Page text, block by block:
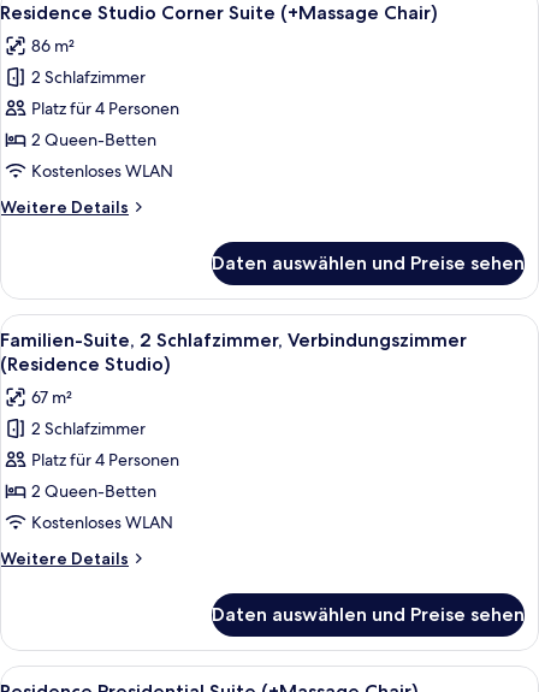
Betten,
(Deluxe
Family)
Fotos
für
Residence
Studio
Corner
Suite
Chair)
6
Residence Studio Corner Suite (+Massage Chair)
86 m²
2 Schlafzimmer
Platz für 4 Personen
2 Queen-Betten
Kostenloses WLAN
Weitere Details
Weitere
Studio
Corner
Suite
(+Massage
Chair)
Daten auswählen und Preise sehen
Alle
Fotos
für
Familien-
Suite,
2 Schlafzimmer,
Verbindungszimmer
(Residence
Studio)
anzeigen
Ein modernes Wohnzimmer mit
8
Familien-Suite, 2 Schlafzimmer, Verbindungszimmer
(Residence Studio)
67 m²
2 Schlafzimmer
Platz für 4 Personen
2 Queen-Betten
Kostenloses WLAN
Weitere Details
Weitere
Suite,
2 Schlafzimmer,
Verbindungszimmer
Daten auswählen und Preise sehen
Alle
Ein modernes Wohnzimmer mit
7